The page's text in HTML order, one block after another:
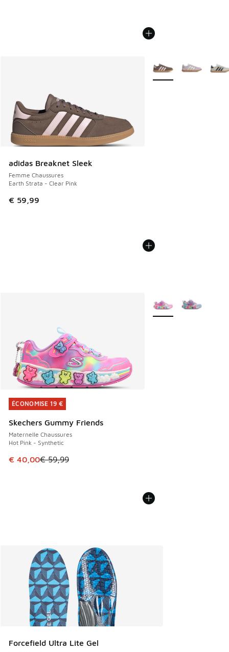
adidas Breaknet Sleek
Femme Chaussures
Earth Strata - Clear Pink
€ 59,99
Plus de couleurs
ÉCONOMISE 19 €
Skechers Gummy Friends
Maternelle Chaussures
Hot Pink - Synthetic
Cet article est en promotion. Prix en baisse de € 59,99 à
€ 40,00€ 59,99
ÉCONOMISE 19 €
Plus de couleurs
Forcefield Ultra Lite Gel